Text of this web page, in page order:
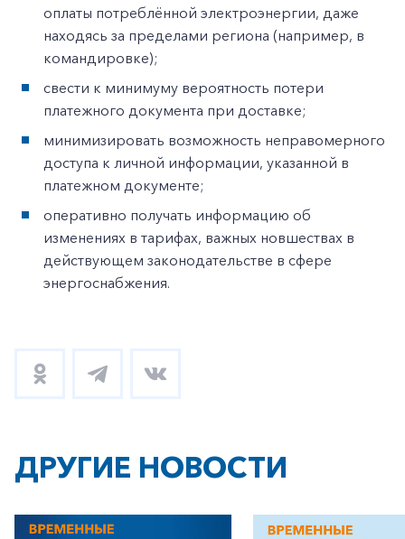
оплаты потреблённой электроэнергии, даже
находясь за пределами региона (например, в
командировке);
свести к минимуму вероятность потери
платежного документа при доставке;
минимизировать возможность неправомерного
доступа к личной информации, указанной в
платежном документе;
оперативно получать информацию об
изменениях в тарифах, важных новшествах в
действующем законодательстве в сфере
энергоснабжения.
ДРУГИЕ НОВОСТИ